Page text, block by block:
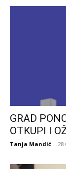
GRAD
OTKUPI I
Tanja Mandić -